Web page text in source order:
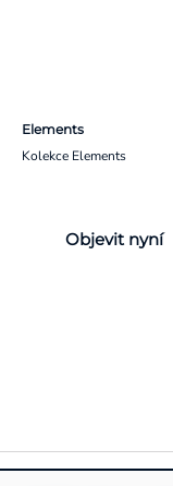
Elements
Kolekce Elements
Objevit nyní